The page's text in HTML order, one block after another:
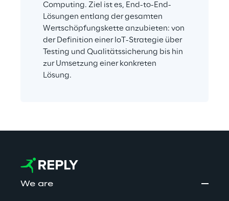
Computing. Ziel ist es, End-to-End-
Lösungen entlang der gesamten
Wertschöpfungskette anzubieten: von
der Definition einer IoT-Strategie über
Testing und Qualitätssicherung bis hin
zur Umsetzung einer konkreten
Lösung.
We are